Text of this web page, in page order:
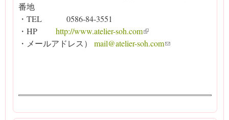
番地
・TEL 0586-84-3551
・HP http://www.atelier-soh.com(link is external)
・メールアドレス） mail@atelier-soh.com(link sends e-mail)